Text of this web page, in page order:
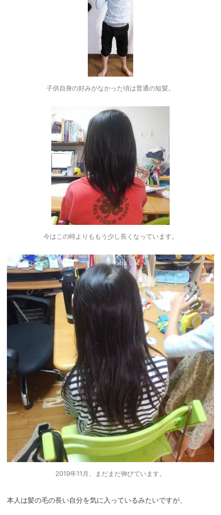
子供自身の好みがなかった頃は普通の短髪。
今はこの時よりももう少し長くなっています。
2019年11月、まだまだ伸びています。
本人は髪の毛の長い自分を気に入っているみたいですが、